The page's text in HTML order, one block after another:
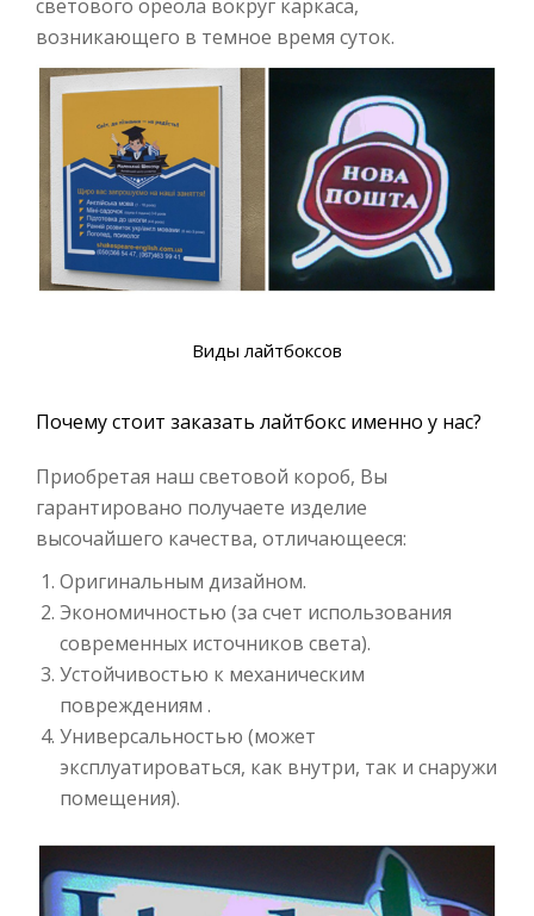
светового ореола вокруг каркаса,
возникающего в темное время суток.
Виды лайтбоксов
Почему стоит заказать лайтбокс именно у нас?
Приобретая наш световой короб, Вы
гарантировано получаете изделие
высочайшего качества, отличающееся:
Оригинальным дизайном.
Экономичностью (за счет использования
современных источников света).
Устойчивостью к механическим
повреждениям .
Универсальностью (может
эксплуатироваться, как внутри, так и снаружи
помещения).